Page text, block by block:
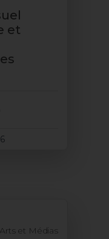
et
et Médias